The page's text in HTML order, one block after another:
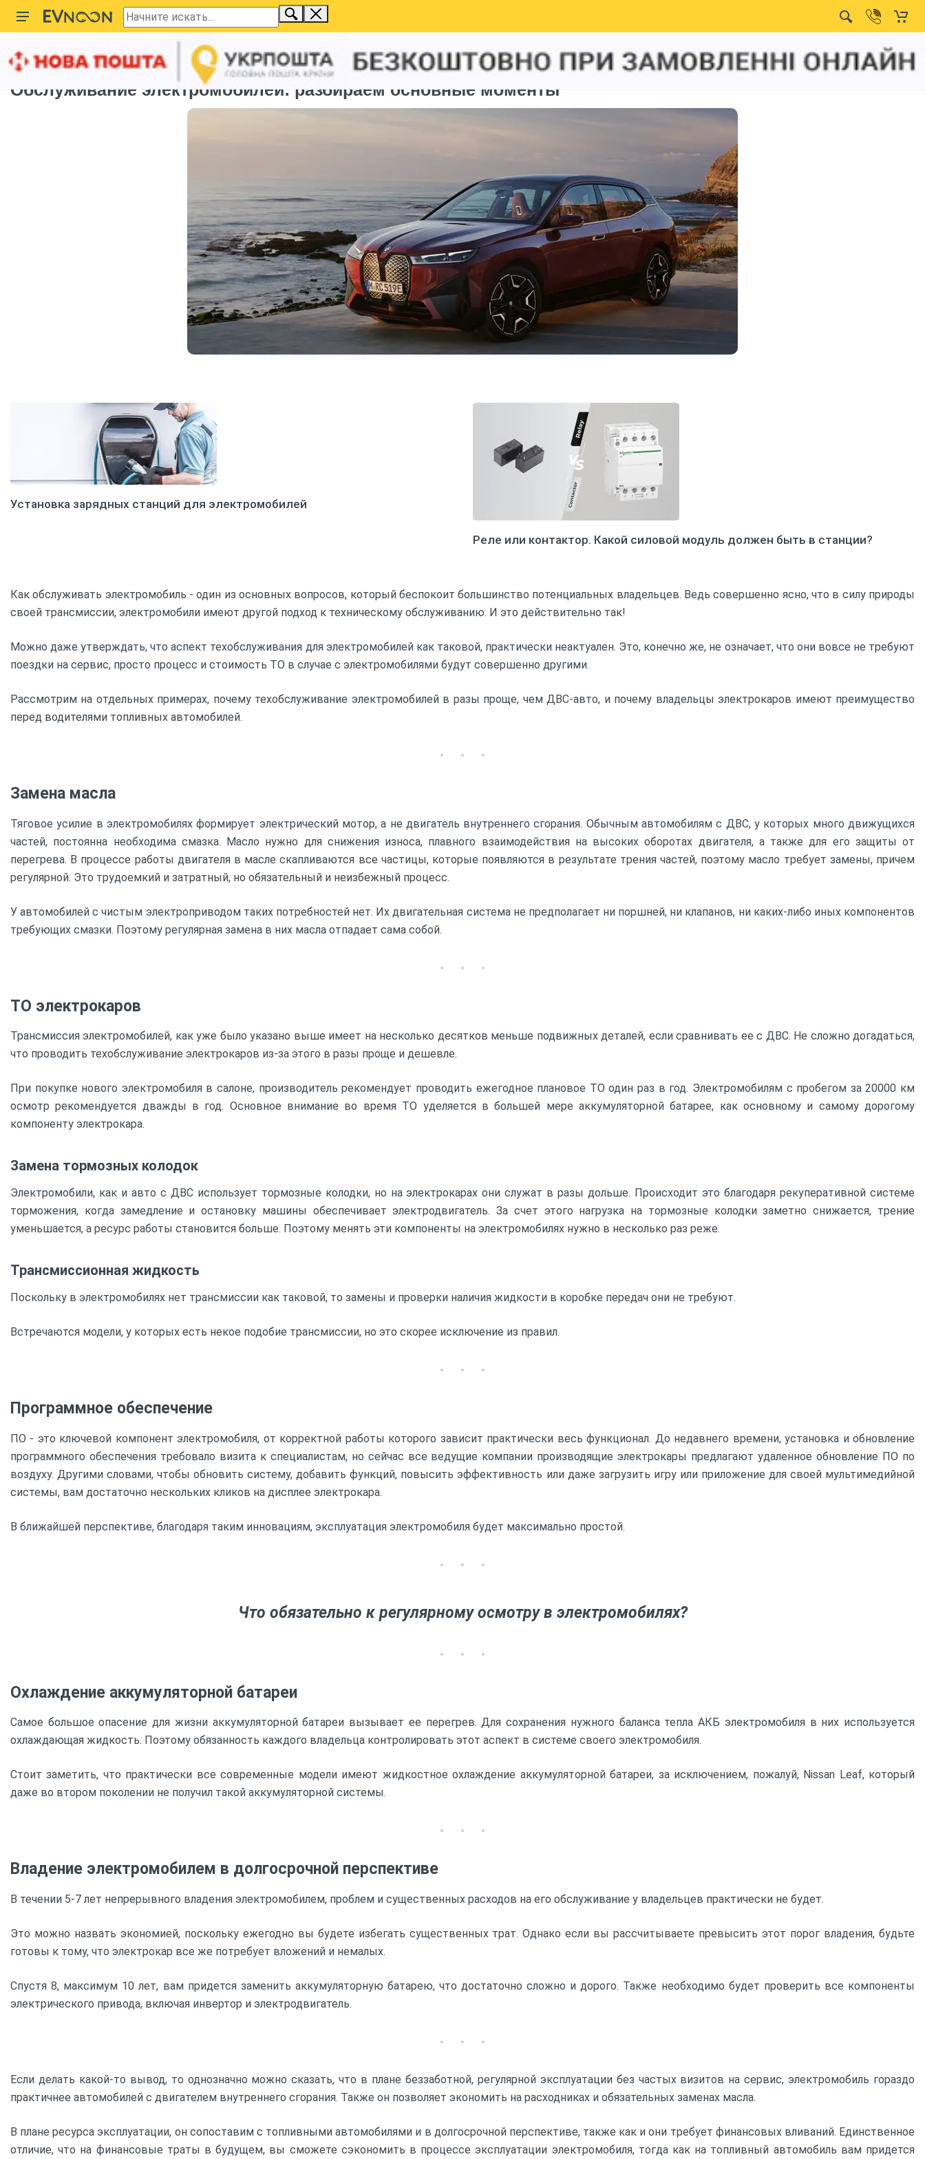
Главная Новости Зарядка электромобилей
Обслуживание электромобилей: разбираем основные моменты
Установка зарядных станций для электромобилей
Реле или контактор. Какой силовой модуль должен быть в станции?
Как обслуживать электромобиль - один из основных вопросов, который беспокоит большинство потенциальных владельцев. Ведь совершенно ясно, что в силу природы
своей трансмиссии, электромобили имеют другой подход к техническому обслуживанию. И это действительно так!
Можно даже утверждать, что аспект техобслуживания для электромобилей как таковой, практически неактуален. Это, конечно же, не означает, что они вовсе не требуют
поездки на сервис, просто процесс и стоимость ТО в случае с электромобилями будут совершенно другими.
Рассмотрим на отдельных примерах, почему техобслуживание электромобилей в разы проще, чем ДВС-авто, и почему владельцы электрокаров имеют преимущество
перед водителями топливных автомобилей.
Замена масла
Тяговое усилие в электромобилях формирует электрический мотор, а не двигатель внутреннего сгорания. Обычным автомобилям с ДВС, у которых много движущихся
частей, постоянна необходима смазка. Масло нужно для снижения износа, плавного взаимодействия на высоких оборотах двигателя, а также для его защиты от
перегрева. В процессе работы двигателя в масле скапливаются все частицы, которые появляются в результате трения частей, поэтому масло требует замены, причем
регулярной. Это трудоемкий и затратный, но обязательный и неизбежный процесс.
У автомобилей с чистым электроприводом таких потребностей нет. Их двигательная система не предполагает ни поршней, ни клапанов, ни каких-либо иных компонентов
требующих смазки. Поэтому регулярная замена в них масла отпадает сама собой.
ТО электрокаров
Трансмиссия электромобилей, как уже было указано выше имеет на несколько десятков меньше подвижных деталей, если сравнивать ее с ДВС. Не сложно догадаться,
что проводить техобслуживание электрокаров из-за этого в разы проще и дешевле.
При покупке нового электромобиля в салоне, производитель рекомендует проводить ежегодное плановое ТО один раз в год. Электромобилям с пробегом за 20000 км
осмотр рекомендуется дважды в год. Основное внимание во время ТО уделяется в большей мере аккумуляторной батарее, как основному и самому дорогому
компоненту электрокара.
Замена тормозных колодок
Электромобили, как и авто с ДВС использует тормозные колодки, но на электрокарах они служат в разы дольше. Происходит это благодаря рекуперативной системе
торможения, когда замедление и остановку машины обеспечивает электродвигатель. За счет этого нагрузка на тормозные колодки заметно снижается, трение
уменьшается, а ресурс работы становится больше. Поэтому менять эти компоненты на электромобилях нужно в несколько раз реже.
Трансмиссионная жидкость
Поскольку в электромобилях нет трансмиссии как таковой, то замены и проверки наличия жидкости в коробке передач они не требуют.
Встречаются модели, у которых есть некое подобие трансмиссии, но это скорее исключение из правил.
Программное обеспечение
ПО - это ключевой компонент электромобиля, от корректной работы которого зависит практически весь функционал. До недавнего времени, установка и обновление
программного обеспечения требовало визита к специалистам, но сейчас все ведущие компании производящие электрокары предлагают удаленное обновление ПО по
воздуху. Другими словами, чтобы обновить систему, добавить функций, повысить эффективность или даже загрузить игру или приложение для своей мультимедийной
системы, вам достаточно нескольких кликов на дисплее электрокара.
В ближайшей перспективе, благодаря таким инновациям, эксплуатация электромобиля будет максимально простой.
Что обязательно к регулярному осмотру в электромобилях?
Охлаждение аккумуляторной батареи
Самое большое опасение для жизни аккумуляторной батареи вызывает ее перегрев. Для сохранения нужного баланса тепла АКБ электромобиля в них используется
охлаждающая жидкость. Поэтому обязанность каждого владельца контролировать этот аспект в системе своего электромобиля.
Стоит заметить, что практически все современные модели имеют жидкостное охлаждение аккумуляторной батареи, за исключением, пожалуй, Nissan Leaf, который
даже во втором поколении не получил такой аккумуляторной системы.
Владение электромобилем в долгосрочной перспективе
В течении 5-7 лет непрерывного владения электромобилем, проблем и существенных расходов на его обслуживание у владельцев практически не будет.
Это можно назвать экономией, поскольку ежегодно вы будете избегать существенных трат. Однако если вы рассчитываете превысить этот порог владения, будьте
готовы к тому, что электрокар все же потребует вложений и немалых.
Спустя 8, максимум 10 лет, вам придется заменить аккумуляторную батарею, что достаточно сложно и дорого. Также необходимо будет проверить все компоненты
электрического привода, включая инвертор и электродвигатель.
Если делать какой-то вывод, то однозначно можно сказать, что в плане беззаботной, регулярной эксплуатации без частых визитов на сервис, электромобиль гораздо
практичнее автомобилей с двигателем внутреннего сгорания. Также он позволяет экономить на расходниках и обязательных заменах масла.
В плане ресурса эксплуатации, он сопоставим с топливными автомобилями и в долгосрочной перспективе, также как и они требует финансовых вливаний. Единственное
отличие, что на финансовые траты в будущем, вы сможете сэкономить в процессе эксплуатации электромобиля, тогда как на топливный автомобиль вам придется